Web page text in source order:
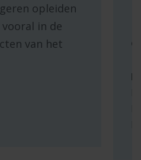
opleiden
in de
van het